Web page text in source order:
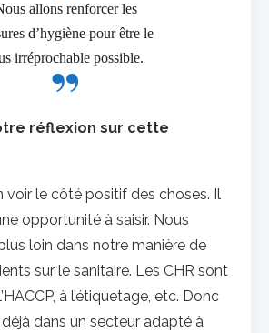
allons renforcer les
d’hygiène pour être le
irréprochable possible.
réflexion sur cette
voir le côté positif des choses. Il
opportunité à saisir. Nous
loin dans notre manière de
sur le sanitaire. Les CHR sont
à l’étiquetage, etc. Donc
dans un secteur adapté à